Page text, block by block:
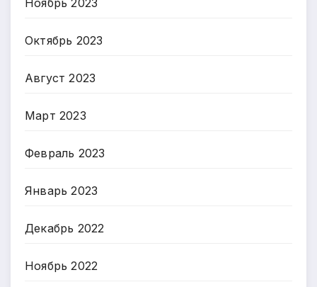
Октябрь 2023
Август 2023
Март 2023
Февраль 2023
Январь 2023
Декабрь 2022
Ноябрь 2022